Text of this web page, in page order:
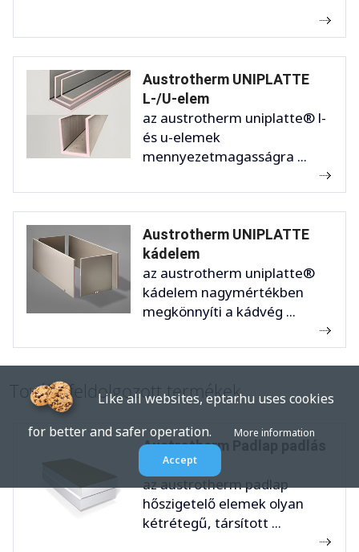
Austrotherm UNIPLATTE
L-/U-elem
az austrotherm uniplatte® l-
és u-elemek
mennyezetmagasságra ...
Austrotherm UNIPLATTE
kádelem
az austrotherm uniplatte®
kádelem nagymértékben
megkönnyíti a kádvég ...
Továbbfeldolgozott termékek
Austrotherm Padlap padlás
az austrotherm padlap
hőszigetelő elemek olyan
kétrétegű, társított ...
Like all websites, eptar.hu uses cookies
for better and safer operation.
More information
Accept